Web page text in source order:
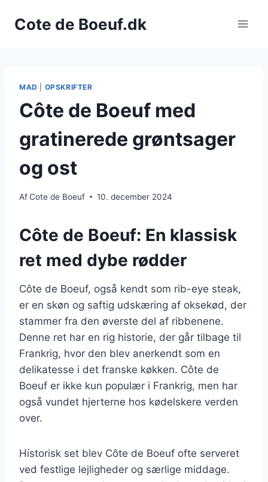
Cote de Boeuf.dk
MAD OPSKRIFTER
Côte de Boeuf med
gratinerede grøntsager
og ost
AfCote de Boeuf 10. december 2024
Côte de Boeuf: En klassisk
ret med dybe rødder
Côte de Boeuf, også kendt som rib-eye steak,
er en skøn og saftig udskæring af oksekød, der
stammer fra den øverste del af ribbenene.
Denne ret har en rig historie, der går tilbage til
Frankrig, hvor den blev anerkendt som en
delikatesse i det franske køkken. Côte de
Boeuf er ikke kun populær i Frankrig, men har
også vundet hjerterne hos kødelskere verden
over.
Historisk set blev Côte de Boeuf ofte serveret
ved festlige lejligheder og særlige middage.